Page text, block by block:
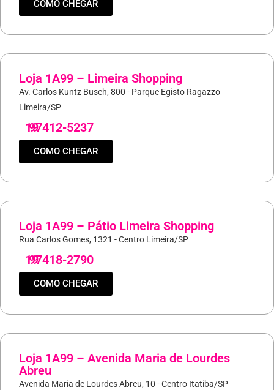
COMO CHEGAR
Loja 1A99 – Limeira Shopping
Av. Carlos Kuntz Busch, 800 - Parque Egisto Ragazzo
Limeira/SP
19
97412-5237
COMO CHEGAR
Loja 1A99 – Pátio Limeira Shopping
Rua Carlos Gomes, 1321 - Centro Limeira/SP
19
97418-2790
COMO CHEGAR
Loja 1A99 – Avenida Maria de Lourdes
Abreu
Avenida Maria de Lourdes Abreu, 10 - Centro Itatiba/SP